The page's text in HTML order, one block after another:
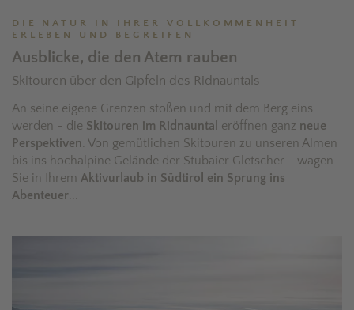
DIE NATUR IN IHRER VOLLKOMMENHEIT
ERLEBEN UND BEGREIFEN
Ausblicke, die den Atem rauben
Skitouren über den Gipfeln des Ridnauntals
An seine eigene Grenzen stoßen und mit dem Berg eins
werden - die Skitouren im Ridnauntal eröffnen ganz neue
Perspektiven. Von gemütlichen Skitouren zu unseren Almen
bis ins hochalpine Gelände der Stubaier Gletscher - wagen
Sie in Ihrem Aktivurlaub in Südtirol ein Sprung ins
Abenteuer...